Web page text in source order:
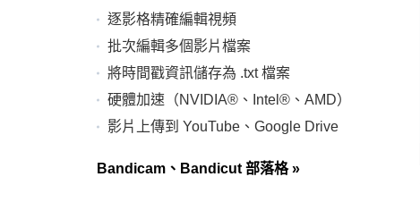
逐影格精確編輯視頻
批次編輯多個影片檔案
將時間戳資訊儲存為 .txt 檔案
硬體加速（NVIDIA®、Intel®、AMD）
影片上傳到 YouTube、Google Drive
Bandicam、Bandicut 部落格»